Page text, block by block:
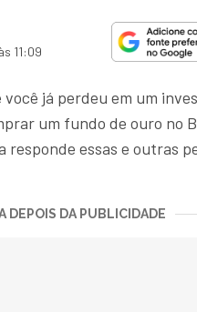
11:09
já perdeu em um
um fundo de ouro no
responde essas e outras
DEPOIS DA PUBLICIDADE